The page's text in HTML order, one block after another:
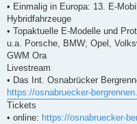
• Einmalig in Europa: 13. E-
Hybridfahrzeuge
• Topaktuelle E-Modelle und
u.a. Porsche, BMW; Opel,
GWM Ora
Livestream
• Das Int. Osnabrücker
https://osnabruecker-
Tickets
• online: https://osnabruecker-